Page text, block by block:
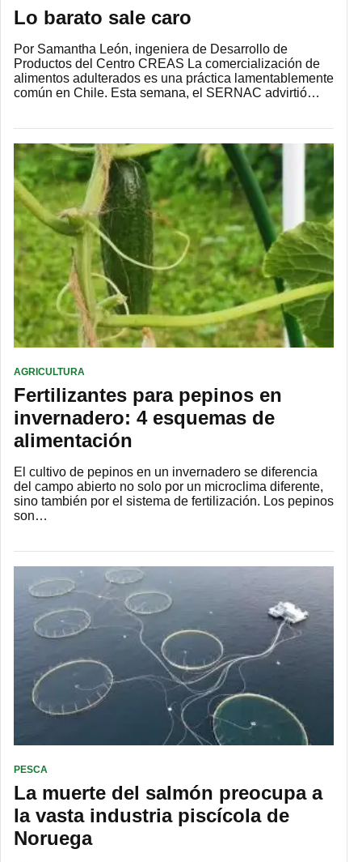
Lo barato sale caro
Por Samantha León, ingeniera de Desarrollo de
Productos del Centro CREAS La comercialización de
alimentos adulterados es una práctica lamentablemente
común en Chile. Esta semana, el SERNAC advirtió…
AGRICULTURA
Fertilizantes para pepinos en
invernadero: 4 esquemas de
alimentación
El cultivo de pepinos en un invernadero se diferencia
del campo abierto no solo por un microclima diferente,
sino también por el sistema de fertilización. Los pepinos
son…
PESCA
La muerte del salmón preocupa a
la vasta industria piscícola de
Noruega